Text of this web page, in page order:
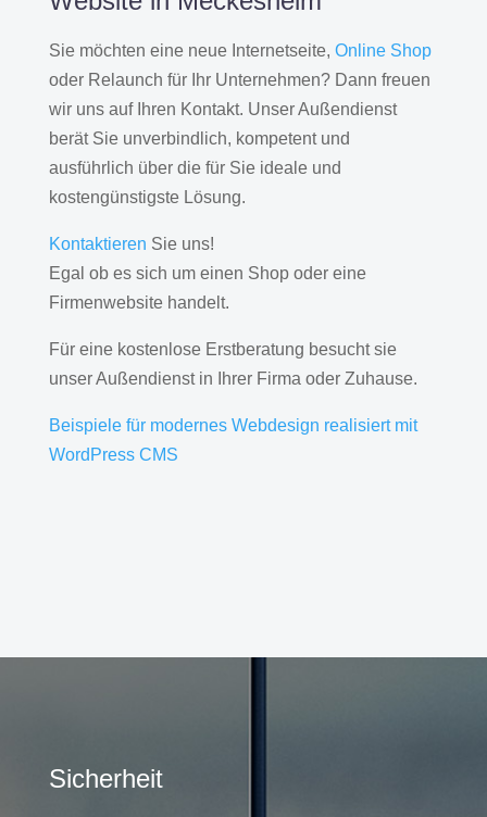
Sie möchten eine neue Internetseite, Online Shop
oder Relaunch für Ihr Unternehmen? Dann freuen
wir uns auf Ihren Kontakt. Unser Außendienst
berät Sie unverbindlich, kompetent und
ausführlich über die für Sie ideale und
kostengünstigste Lösung.
Kontaktieren Sie uns!
Egal ob es sich um einen Shop oder eine
Firmenwebsite handelt.
Für eine kostenlose Erstberatung besucht sie
unser Außendienst in Ihrer Firma oder Zuhause.
Beispiele für modernes Webdesign realisiert mit
WordPress CMS
Sicherheit